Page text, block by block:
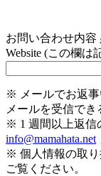
お問い合わせ内容
Website (この欄は
※ メールでお返事
メールを受信でき
※ 1 週間以上返信
info@mamahata.net
※ 個人情報の取
ご覧ください。